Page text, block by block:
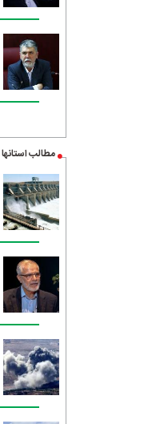
مطالب استانها